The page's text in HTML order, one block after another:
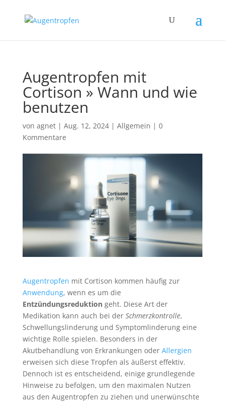
Augentropfen mit
Cortison » Wann und wie
benutzen
von agnet| Aug. 12, 2024| Allgemein | 0
Kommentare
Augentropfen mit Cortison kommen häufig zur
Anwendung, wenn es um die
Entzündungsreduktiongeht. Diese Art der
Medikation kann auch bei der Schmerzkontrolle,
Schwellungslinderung und Symptomlinderung eine
wichtige Rolle spielen. Besonders in der
Akutbehandlung von Erkrankungen oder Allergien
erweisen sich diese Tropfen als äußerst effektiv.
Dennoch ist es entscheidend, einige grundlegende
Hinweise zu befolgen, um den maximalen Nutzen
aus den Augentropfen zu ziehen und unerwünschte